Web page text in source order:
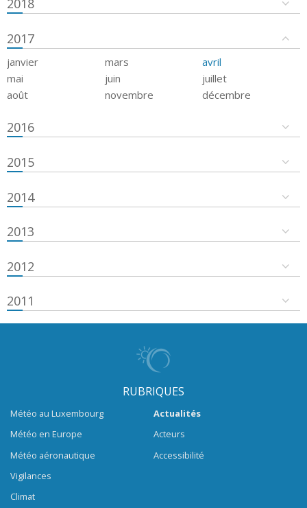
2018
2017
janvier mars
avril
mai
juin
juillet
août
novembre décembre
2016
2015
2014
2013
2012
2011
RUBRIQUES
Météo au Luxembourg
Météo en Europe
Météo aéronautique
Vigilances
Climat
Actualités
Acteurs
Accessibilité